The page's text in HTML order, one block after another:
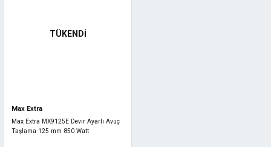
TÜKENDİ
Max Extra
Max Extra MX9125E Devir Ayarlı Avuç
Taşlama 125 mm 850 Watt